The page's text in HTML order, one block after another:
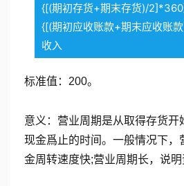
{[(期初存货+期末存货)/
{[(期初应收账款+期末应收账
收入
标准值：200。
意义：营业周期是从取得存货开
现金爲止的时间。一般情况下，
金周转速度快;营业周期长，说明